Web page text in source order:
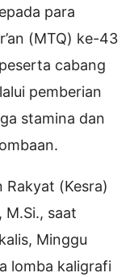
para
(MTQ) ke-43
cabang
pemberian
stamina dan
Rakyat (Kesra)
M.Si., saat
Minggu
lomba kaligrafi